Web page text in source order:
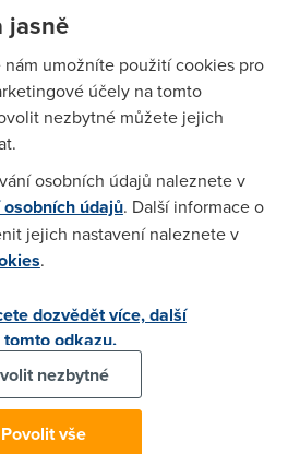
s úzkopásmovou sítí
spolu efektivně komunikují i
malé energetické náročnosti
a to i bez výměny baterie!
správcům budov sledovat
látek ve vzduchu i zaplnění
stane mnohem efektivnější a
obchodního a
který z hlediska našich
propustnosti, zabezpečení a
řešení. V této oblasti
Chcemepomáhat firmám,
digitalizovat budovy
spojení Milan Zíka, viceprezident
jasně
umožníte použití cookies pro
účely na tomto
nezbytné můžete jejich
osobních údajů naleznete v
údajů. Další informace o
jejich nastavení naleznete v
.
dozvědět více, další
odkazu.
nezbytné
Povolit vše